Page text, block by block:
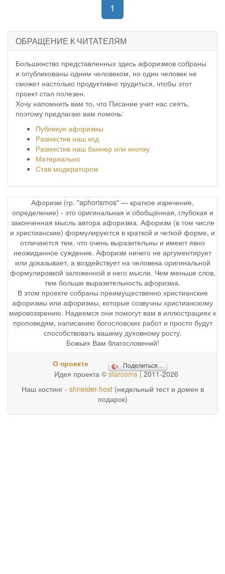
1
ОБРАЩЕНИЕ К ЧИТАТЕЛЯМ
Большинство представленных здесь афоризмов собраны
и опубликованы одним человеком, но один человек не
сможет настолько продуктивно трудиться, чтобы этот
проект стал полезен.
Хочу напомнить вам то, что Писание учит нас сеять,
поэтому предлагаю вам помочь:
Публикуя афоризмы
Разместив наш код
Разместив наш баннер или кнопку
Материально
Став модератором
Афоризм (гр. "aphorismos" — краткое изречение,
определение) - это оригинальная и обобщённая, глубокая и
законченная мысль автора афоризма. Афоризм (в том числе
и христианские) формулируются в краткой и четкой форме, и
отличаются тем, что очень выразительны и имеют явно
неожиданное суждение. Афоризм ничего не аргументирует
или доказывает, а воздействует на человека оригинальной
формулировкой заложенной в него мысли. Чем меньше слов,
тем больше выразительность афоризма.
В этом проекте собраны преимущественно христианские
афоризмы или афоризмы, которые созвучны христианскому
мировоззрению. Надеемся они помогут вам в иллюстрациях к
проповедям, написанию богословских работ и просто будут
способствовать вашему духовному росту.
Божьих Вам благословений!
О проекте Поделиться…
Идея проекта © starcoms| 2011-2026
Наш хостинг - shneider-host(недельный тест и домен в
подарок)